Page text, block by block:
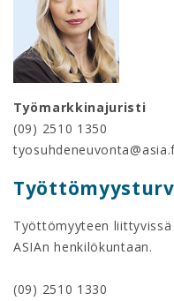
Työmarkkinajuristi
(09) 2510 1350
Työttömyyteen
ASIAn henkilökuntaan.
(09) 2510 1330